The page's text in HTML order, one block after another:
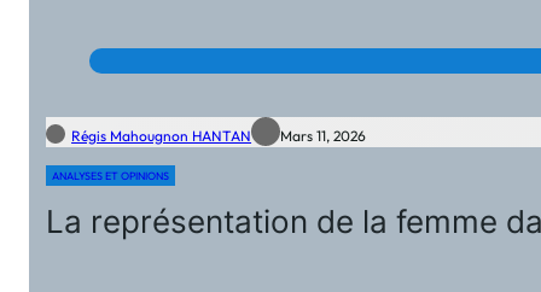
Régis Mahougnon HANTAN Mars 11, 2026
ANALYSES ET OPINIONS
La représentation de la femme